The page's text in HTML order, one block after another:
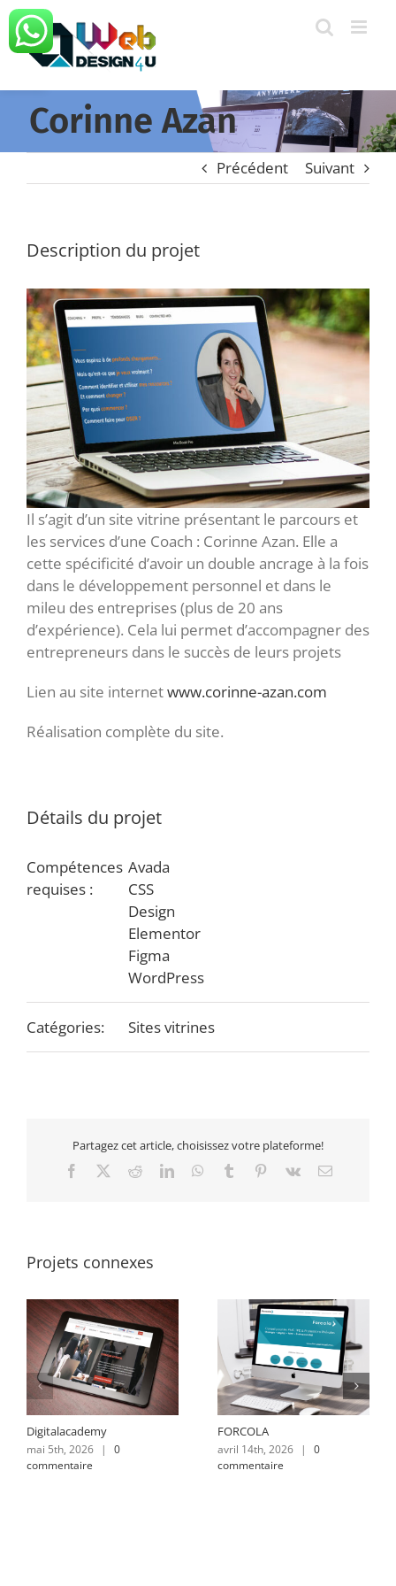
Ouvrir la barre d’outils
Passer
au
contenu
Corinne Azan
Précédent Suivant
Description du projet
Il s’agit d’un site vitrine présentant le parcours et
les services d’une Coach : Corinne Azan. Elle a
cette spécificité d’avoir un double ancrage à la fois
dans le développement personnel et dans le
mileu des entreprises (plus de 20 ans
d’expérience). Cela lui permet d’accompagner des
entrepreneurs dans le succès de leurs projets
Lien au site internetwww.corinne-azan.com
Réalisation complète du site.
Détails du projet
Compétences
requises :
Avada
CSS
Design
Elementor
Figma
WordPress
Catégories: Sites vitrines
Partagez cet article, choisissez votre plateforme!
Facebook RedditLinkedInWhatsApp
Tumblr Pinterest
Vk Email
Projets connexes
Digitalacademy
mai 5th, 2026 |
0
commentaire
FORCOLA
avril 14th, 2026 |
0
commentaire